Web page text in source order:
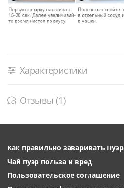
Характеристики
Отзывы (1)
Как правильно заваривать Пуэр
Чай пуэр польза и вред
Пользовательское соглашение